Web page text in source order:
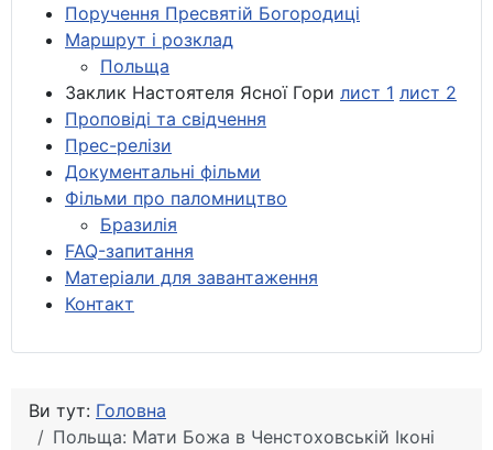
Поручення Пресвятій Богородиці
Маршрут і розклад
Польща
Заклик Настоятеля Ясної Гори лист 1 лист 2
Проповіді та свідчення
Прес-релізи
Документальні фільми
Фільми про паломництво
Бразилія
FAQ-запитання
Матеріали для завантаження
Контакт
Ви тут: Головна
Польща: Мати Божа в Ченстоховській Іконі